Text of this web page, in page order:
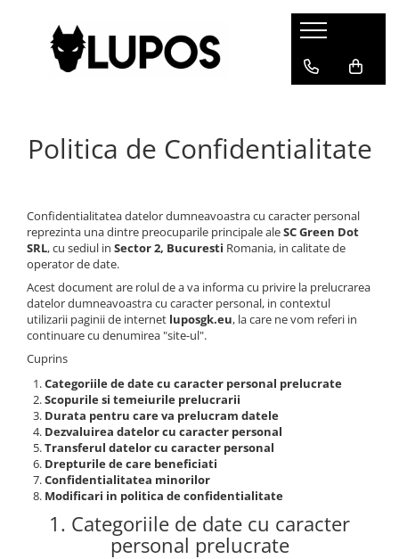
Produse
Manusi portar Marimea 6
Manusi portar marimea 9
Manusi portar marimea 10
Manusi portar marimea 11
Accesorii pentru antrenament
Echipament portar
Echipamente sportive
personalizate
Geci sport
Trening
Outlet Lupos
Politica de Confidentialitate
Confidentialitatea datelor dumneavoastra cu caracter personal
reprezinta una dintre preocuparile principale aleSC Green Dot
SRL, cu sediul in Sector 2, Bucuresti Romania, in calitate de
operator de date.
Acest document are rolul de a va informa cu privire la prelucrarea
datelor dumneavoastra cu caracter personal, in contextul
utilizarii paginii de internet luposgk.eu, la care ne vom referi in
continuare cu denumirea "site-ul".
Cuprins
Categoriile de date cu caracter personal prelucrate
Scopurile si temeiurile prelucrarii
Durata pentru care va prelucram datele
Dezvaluirea datelor cu caracter personal
Transferul datelor cu caracter personal
Drepturile de care beneficiati
Confidentialitatea minorilor
Modificari in politica de confidentialitate
1. Categoriile de date cu caracter
personal prelucrate